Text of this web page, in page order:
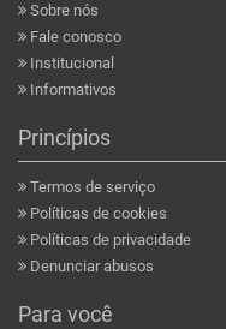
Sobre nós
Fale conosco
Institucional
Informativos
Princípios
Termos de serviço
Políticas de cookies
Políticas de privacidade
Denunciar abusos
Para você